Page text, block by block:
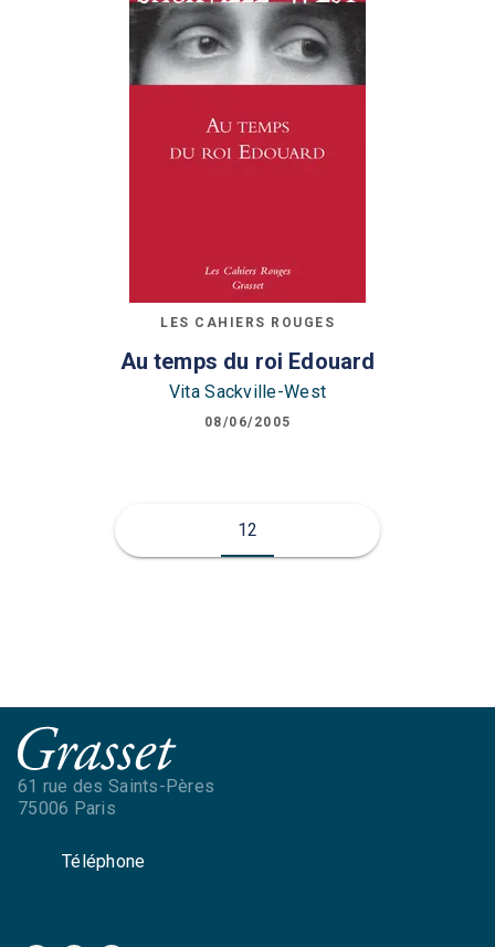
LES CAHIERS ROUGES
Au temps du roi Edouard
Vita Sackville-West
08/06/2005
12
61 rue des Saints-Pères
75006 Paris
Téléphone